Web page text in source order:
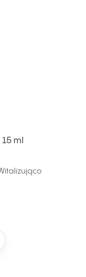
ml